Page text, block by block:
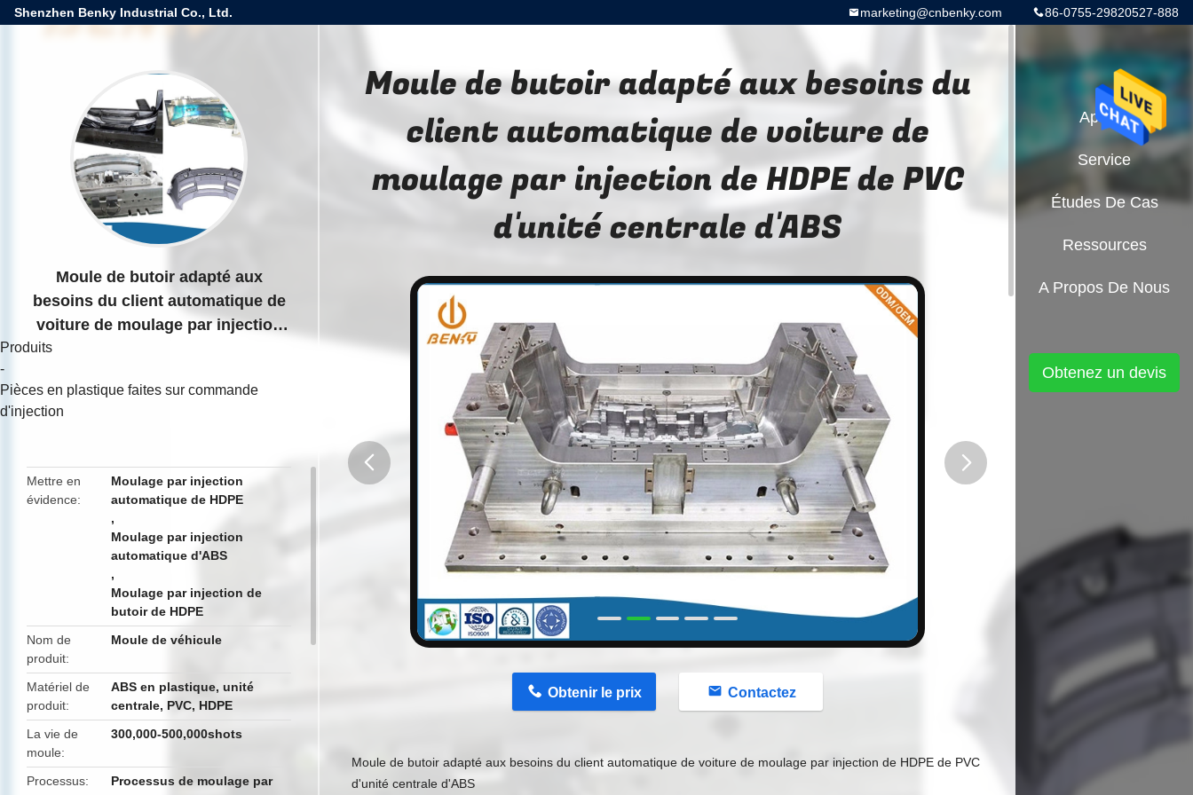
Shenzhen Benky Industrial Co., Ltd. 86-0755-29820527-888
marketing@cnbenky.com
Moule de butoir adapté aux
besoins du client automatique de
voiture de moulage par injection
de HDPE de PVC d'unité centrale
Produits
-
Pièces en plastique faites sur commande
d'injection
Mettre en
évidence
Moulage par injection
automatique de HDPE
,
Moulage par injection
automatique d'ABS
,
Moulage par injection de
butoir de HDPE
Nom de
produit
Moule de véhicule
Matériel de
produit
ABS en plastique, unité
centrale, PVC, HDPE
La vie de
moule
300,000-500,000shots
Processus
Processus de moulage par
Moule de butoir adapté aux besoins du
client automatique de voiture de
moulage par injection de HDPE de PVC
d'unité centrale d'ABS
button
Obtenir le prix Contactez
Moule de butoir adapté aux besoins du client automatique de voiture de moulage par injection de HDPE de PVC
d'unité centrale d'ABS
Aperçu
Service
Études De Cas
Ressources
A Propos De Nous
Obtenez un devis